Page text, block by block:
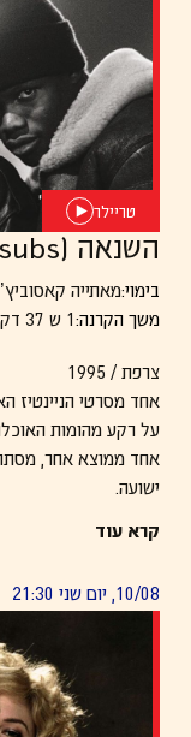
את העתיד והאדם
העבר.
טריילר
השנאה (Hebrew subs)
בימוי:מאתייה קאסוביץ’
משך הקרנה:1 ש 37 דק׳
צרפת / 1995
אחד מסרטי הניינטיז
על רקע מהומות
אחד ממוצא אחר,
ישועה.
בתפקיד הפריצה של
קרא עוד
10/08, יום שני 21:30